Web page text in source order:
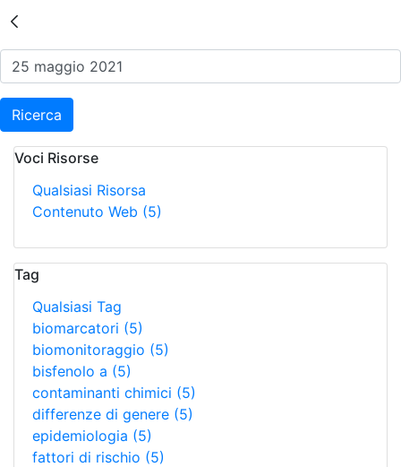
Risultati della Ricerca -
Ricerca
Voci Risorse
Qualsiasi Risorsa
Contenuto Web (5)
Tag
Qualsiasi Tag
biomarcatori (5)
biomonitoraggio (5)
bisfenolo a (5)
contaminanti chimici (5)
differenze di genere (5)
epidemiologia (5)
fattori di rischio (5)